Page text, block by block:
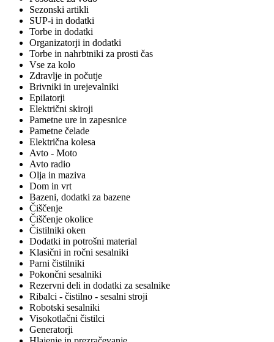
Sezonski artikli
SUP-i in dodatki
Torbe in dodatki
Organizatorji in dodatki
Torbe in nahrbtniki za prosti čas
Vse za kolo
Zdravlje in počutje
Brivniki in urejevalniki
Epilatorji
Električni skiroji
Pametne ure in zapesnice
Pametne čelade
Električna kolesa
Avto - Moto
Avto radio
Olja in maziva
Dom in vrt
Bazeni, dodatki za bazene
Čiščenje
Čiščenje okolice
Čistilniki oken
Dodatki in potrošni material
Klasični in ročni sesalniki
Parni čistilniki
Pokončni sesalniki
Rezervni deli in dodatki za sesalnike
Ribalci - čistilno - sesalni stroji
Robotski sesalniki
Visokotlačni čistilci
Generatorji